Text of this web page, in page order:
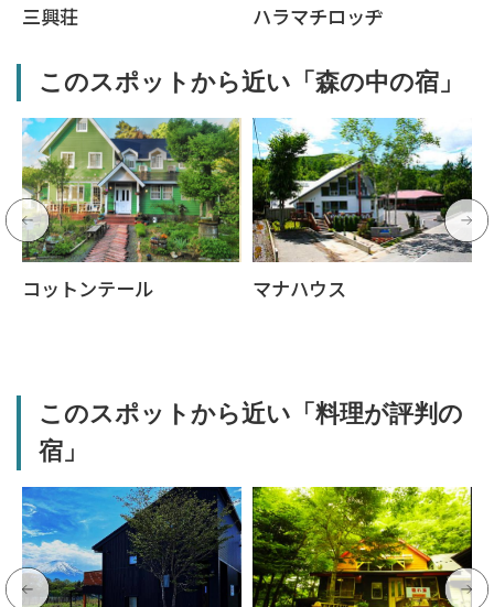
三興荘 ハラマチロッヂ
このスポットから近い「森の中の宿」
コットンテール マナハウス
このスポットから近い「料理が評判の
宿」